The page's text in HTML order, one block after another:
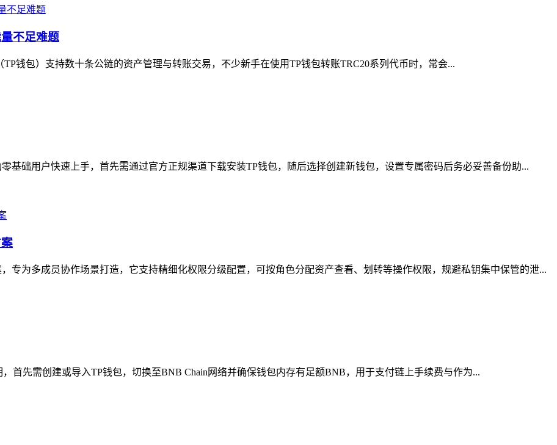
不足难题
钱包）支持数十条公链的资产管理与转账交易，不少新手在使用TP钱包转账TRC20系列代币时，常会...
基础用户快速上手，首先需通过官方正规渠道下载安装TP钱包，随后选择创建新钱包，设置专属密码后务必妥善备份助...
专为多成员协作场景打造，它支持精细化权限分级配置，可按角色分配资产查看、划转等操作权限，规避私钥集中保管的泄...
首先需创建或导入TP钱包，切换至BNB Chain网络并确保钱包内存有足额BNB，用于支付链上手续费与作为...